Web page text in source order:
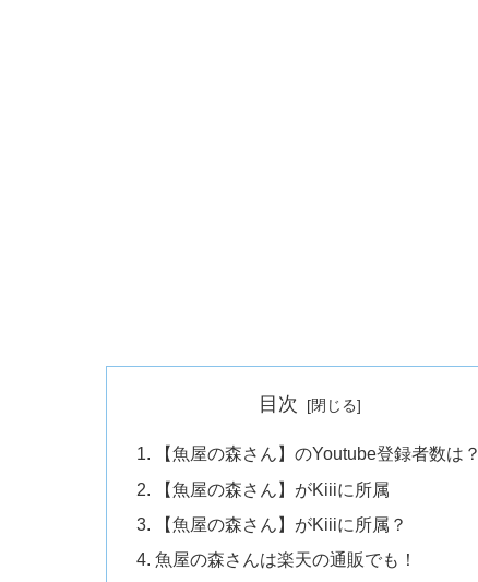
目次
【魚屋の森さん】のYoutube登録者数は？
【魚屋の森さん】がKiiiに所属
【魚屋の森さん】がKiiiに所属？
魚屋の森さんは楽天の通販でも！